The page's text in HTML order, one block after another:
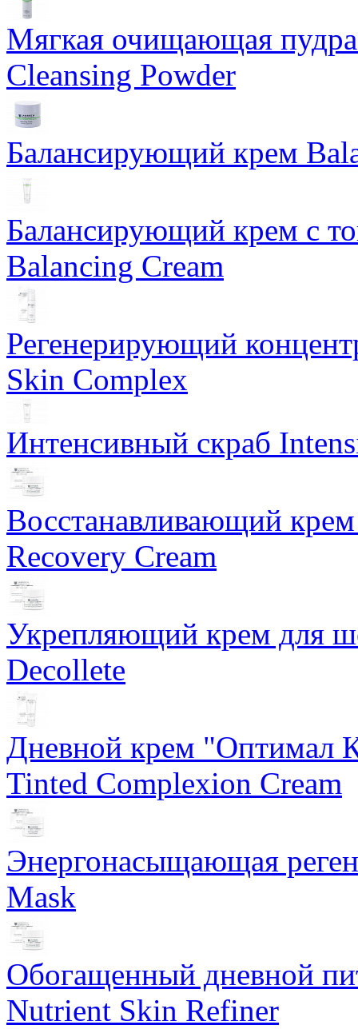
Мягкая очищающая
Cleansing Powder
Балансирующий крем
Балансирующий крем с
Balancing Cream
Регенерирующий
Skin Complex
Интенсивный скраб
Восстанавливающий
Recovery Cream
Укрепляющий крем для
Decollete
Дневной крем "Оптимал
Tinted Complexion Cream
Энергонасыщающая
Mask
Обогащенный дневной
Nutrient Skin Refiner